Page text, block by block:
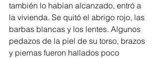
también lo habían alcanzado, entró a
la vivienda. Se quitó el abrigo rojo, las
barbas blancas y los lentes. Algunos
pedazos de la piel de su torso, brazos
y piernas fueron hallados poco